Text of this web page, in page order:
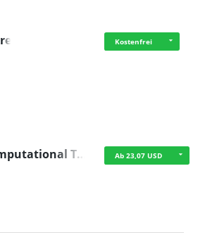
Kostenfrei
T… Ab 23,07 USD